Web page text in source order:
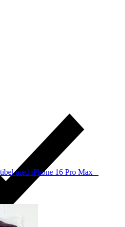
med iPhone 16 Pro Max –